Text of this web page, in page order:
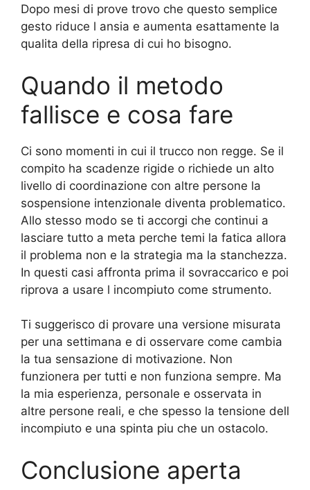
Dopo mesi di prove trovo che questo semplice
gesto riduce l ansia e aumenta esattamente la
qualita della ripresa di cui ho bisogno.
Quando il metodo
fallisce e cosa fare
Ci sono momenti in cui il trucco non regge. Se il
compito ha scadenze rigide o richiede un alto
livello di coordinazione con altre persone la
sospensione intenzionale diventa problematico.
Allo stesso modo se ti accorgi che continui a
lasciare tutto a meta perche temi la fatica allora
il problema non e la strategia ma la stanchezza.
In questi casi affronta prima il sovraccarico e poi
riprova a usare l incompiuto come strumento.
Ti suggerisco di provare una versione misurata
per una settimana e di osservare come cambia
la tua sensazione di motivazione. Non
funzionera per tutti e non funziona sempre. Ma
la mia esperienza, personale e osservata in
altre persone reali, e che spesso la tensione dell
incompiuto e una spinta piu che un ostacolo.
Conclusione aperta